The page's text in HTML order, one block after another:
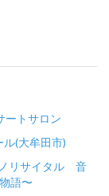
ートサロン
(大牟田市)
リサイタル 音
語〜